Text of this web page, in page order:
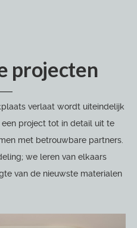
projecten
verlaat wordt uiteindelijk
project tot in detail uit te
met betrouwbare partners.
we leren van elkaars
van de nieuwste materialen